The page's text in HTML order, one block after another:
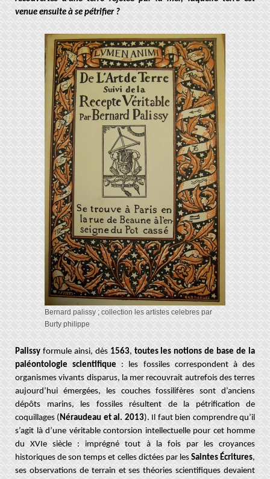
venue ensuite à se pétrifier ?
Bernard palissy ; collection les artistes celebres par
Burty philippe
Palissyformule ainsi, dès1563,toutes les notions de base de la
paléontologie scientifique: les fossiles correspondent à des
organismes vivants disparus, la mer recouvrait autrefois des terres
aujourd’hui émergées, les couches fossilifères sont d’anciens
dépôts marins, les fossiles résultent de la pétrification de
coquillages (Néraudeau et al. 2013). Il faut bien comprendre qu’il
s’agit là d’une véritable contorsion intellectuelle pour cet homme
du XVIe siècle : imprégné tout à la fois par les croyances
historiques de son temps et celles dictées par lesSaintes Écritures,
ses observations de terrain et ses théories scientifiques devaient